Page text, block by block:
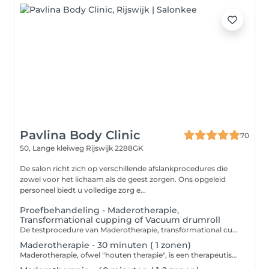
Pavlina Body Clinic
70
50, Lange kleiweg Rijswijk 2288GK
De salon richt zich op verschillende afslankprocedures die
zowel voor het lichaam als de geest zorgen. Ons opgeleid
personeel biedt u volledige zorg e...
Proefbehandeling - Maderotherapie,
Transformational cupping of Vacuum drumroll
De testprocedure van Maderotherapie, transformational cupping of vacuum drumroll omvat een consult van 10 minuten en een massage van 40 minuten. Tijdens het consult maakt de therapeut kennis met uw behoeften en doelen. Daarna volgt een massage van 40 minuten, Contra-indicaties MADEROTHERAPIE,CUPPING,VACUUM DRUMROLL: Hartziekten Acute ontstekingen en infecties Huidziekten Spataderen en vaatziekten Hoge bloeddruk Zwangerschap Borstvoeding Tumoren en kanker Aandoeningen van het lymfestelsel Acute rug- of spierpijn Chronische of auto-immuunziekten
Maderotherapie - 30 minuten ( 1 zonen)
Maderotherapie, ofwel "houten therapie", is een therapeutische methode die gebruik maakt van speciale houten instrumenten voor massage en stimulatie van verschillende delen van het lichaam. Deze methode komt uit Colombia en staat bekend om zijn voordelen voor gezondheid en esthetiek. Contra-indicaties: Acute ontstekingen en infecties Huidziekten Spataderen en vaatziekten Hoge bloeddruk Zwangerschap Borstvoeding Tumoren en kanker Aandoeningen van het lymfestelsel Acute rug- of spierpijn Chronische of auto-immuunziekten